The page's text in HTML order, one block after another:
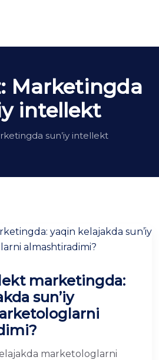
Marketingda
intellekt
sun’iy intellekt
marketingda:
sun’iy
marketologlarni